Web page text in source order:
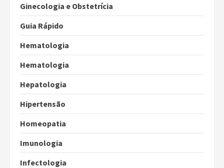
Ginecologia e Obstetrícia
Guia Rápido
Hematologia
Hematologia
Hepatologia
Hipertensão
Homeopatia
Imunologia
Infectologia